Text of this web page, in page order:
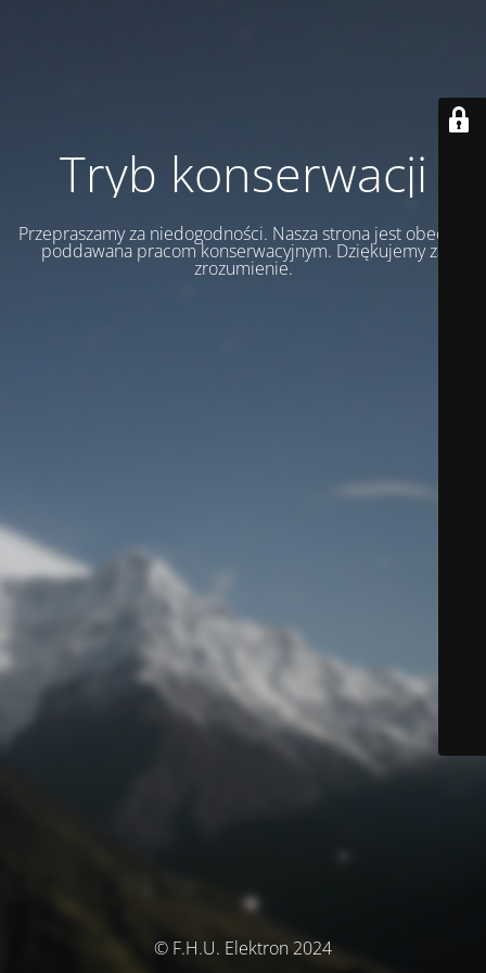
Tryb konserwacji
Przepraszamy za niedogodności. Nasza strona jest obecnie
poddawana pracom konserwacyjnym. Dziękujemy za
zrozumienie.
© F.H.U. Elektron 2024